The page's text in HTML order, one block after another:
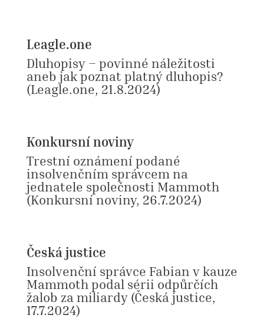
Leagle.one
Dluhopisy – povinné náležitosti
aneb jak poznat platný dluhopis?
(Leagle.one, 21.8.2024)
Konkursní noviny
Trestní oznámení podané
insolvenčním správcem na
jednatele společnosti Mammoth
(Konkursní noviny, 26.7.2024)
Česká justice
Insolvenční správce Fabian v kauze
Mammoth podal sérii odpůrčích
žalob za miliardy(Česká justice,
17.7.2024)